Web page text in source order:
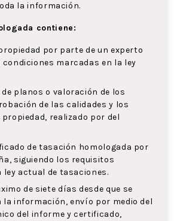
la información.
contiene:
por parte de un experto
marcadas en la ley
planos o valoración de los
de las calidades y los
realizado por del
de tasación homologada por
siguiendo los requisitos
ley actual de tasaciones.
de siete días desde que se
la información, envío por medio del
del informe y certificado,